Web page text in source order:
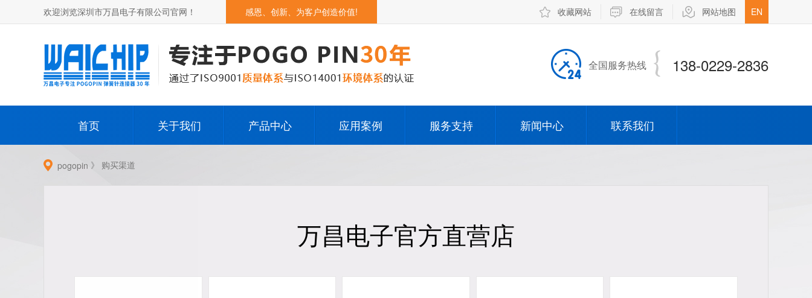
欢迎浏览深圳市万昌电子有限公司官网！ 感恩、创新、为客户创造价值! 收藏网站 在线留言 网站地图 EN
全国服务热线 138-0229-2836
首页 关于我们 产品中心 应用案例
5G通讯类产品
服务支持 新闻中心 联系我们
pogopin 》 购买渠道
万昌电子官方直营店